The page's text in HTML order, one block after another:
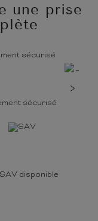
une prise
sécurisé
disponible